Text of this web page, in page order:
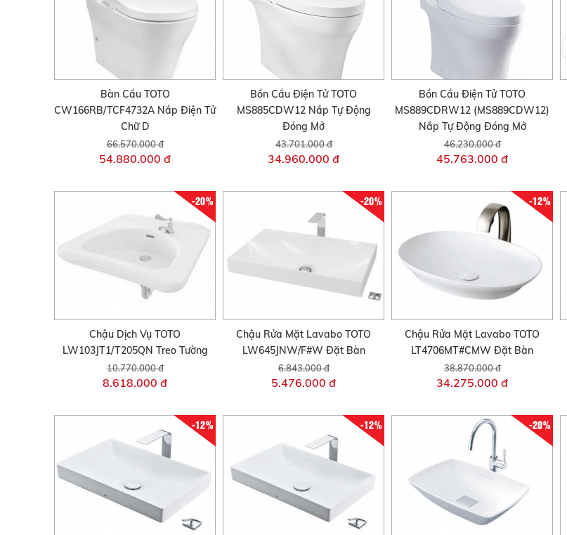
Bàn Cầu TOTO
CW166RB/TCF4732A Nắp Điện Tử
Chữ D
66.570.000 đ
54.880.000 đ
Bồn Cầu Điện Tử TOTO
MS885CDW12 Nắp Tự Động
Đóng Mở
43.701.000 đ
34.960.000 đ
Bồn Cầu Điện Tử TOTO
MS889CDRW12 (MS889CDW12)
Nắp Tự Động Đóng Mở
46.230.000 đ
45.763.000 đ
-20%
Chậu Dịch Vụ TOTO
LW103JT1/T205QN Treo Tường
10.770.000 đ
8.618.000 đ
-20%
Chậu Rửa Mặt Lavabo TOTO
LW645JNW/F#W Đặt Bàn
6.843.000 đ
5.476.000 đ
-12%
Chậu Rửa Mặt Lavabo TOTO
LT4706MT#CMW Đặt Bàn
38.870.000 đ
34.275.000 đ
-12% -12% -20%